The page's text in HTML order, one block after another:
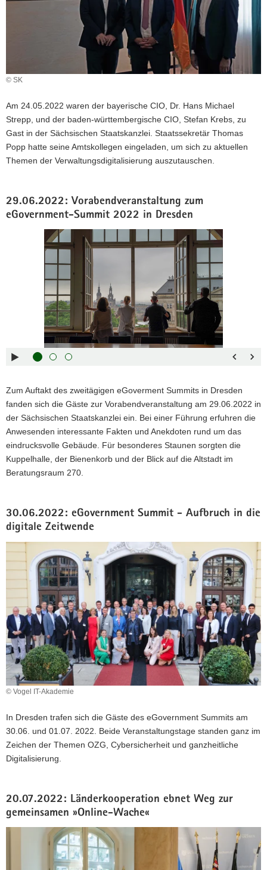
© SK
Am 24.05.2022 waren der bayerische CIO, Dr. Hans Michael
Strepp, und der baden-württembergische CIO, Stefan Krebs, zu
Gast in der Sächsischen Staatskanzlei. Staatssekretär Thomas
Popp hatte seine Amtskollegen eingeladen, um sich zu aktuellen
Themen der Verwaltungsdigitalisierung auszutauschen.
29.06.2022: Vorabendveranstaltung zum
eGovernment-Summit 2022 in Dresden
verwenden
Steuerung
Pfeiltaste
Vorwärts
Pfeiltaste
links :
Zurück
blättern
Pfeiltaste
oben :
Bildunterschrift
anzeigen
Pfeiltaste
unten :
Bildunterschrift
verbergen
Eingabetaste
Vollbildmodus
abspielen
Zum Auftakt des zweitägigen eGoverment Summits in Dresden
fanden sich die Gäste zur Vorabendveranstaltung am 29.06.2022 in
der Sächsischen Staatskanzlei ein. Bei einer Führung erfuhren die
Anwesenden interessante Fakten und Anekdoten rund um das
eindrucksvolle Gebäude. Für besonderes Staunen sorgten die
Kuppelhalle, der Bienenkorb und der Blick auf die Altstadt im
Beratungsraum 270.
30.06.2022: eGovernment Summit - Aufbruch in die
digitale Zeitwende
© Vogel IT-Akademie
In Dresden trafen sich die Gäste des eGovernment Summits am
30.06. und 01.07. 2022. Beide Veranstaltungstage standen ganz im
Zeichen der Themen OZG, Cybersicherheit und ganzheitliche
Digitalisierung.
20.07.2022: Länderkooperation ebnet Weg zur
gemeinsamen »Online-Wache«